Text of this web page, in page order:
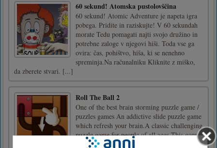
60 sekund! Atomska pustolovščina
60 sekund! Atomic Adventure je napeta igra
pobega. Pridite in raziskujte! V 60 sekundah
morate Tedu pomagati najti svojo družino in
potrebne zaloge v njegovi hiši. Toda vse ga
ovira: čas, pohištvo, hiša, ki se nenehno
spreminja.Na računalniku Kliknite z miško,
da zberete stvari. [...]
Roll The Ball 2
One of the best brain storming puzzle game /
puzzles games An addictive slide puzzle game
which refresh your brain.A classic challenging
puzzle game for people of all ages.This game
will train your visual memory, intelligence,